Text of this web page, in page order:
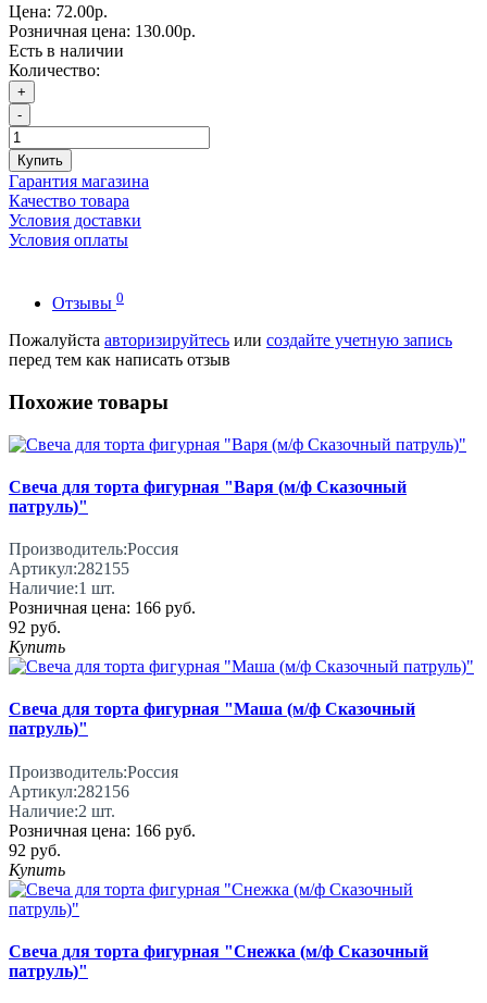
Цена: 72.00р.
Розничная цена: 130.00р.
Есть в наличии
Количество:
+
-
Купить
Гарантия магазина
Качество товара
Условия доставки
Условия оплаты
Отзывы 0
Пожалуйста авторизируйтесь или создайте учетную запись
перед тем как написать отзыв
Похожие товары
Свеча для торта фигурная "Варя (м/ф Сказочный
патруль)"
Производитель:Россия
Артикул:282155
Наличие:1 шт.
Розничная цена: 166 руб.
92 руб.
Купить
Свеча для торта фигурная "Маша (м/ф Сказочный
патруль)"
Производитель:Россия
Артикул:282156
Наличие:2 шт.
Розничная цена: 166 руб.
92 руб.
Купить
Свеча для торта фигурная "Снежка (м/ф Сказочный
патруль)"